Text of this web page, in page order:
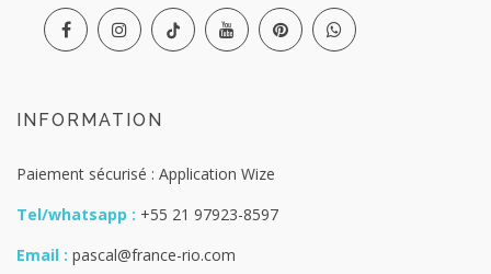
INFORMATION
Paiement sécurisé : Application Wize
Tel/whatsapp : +55 21 97923-8597
Email : pascal@france-rio.com